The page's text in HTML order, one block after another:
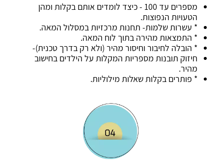
מספרים עד 100 - כיצד לומדים אותם בקלות ומהן
הטעויות הנפוצות.
* עשרות שלמות- תחנות מרכזיות במסלול המאה.
* התמצאות מהירה בתוך לוח המאה.
* הובלה לחיבור וחיסור מהיר (ולא רק בדרך טכנית)-
חיזוק תובנות מספריות המקלות על הילדים בחישוב
מהיר.
* פותרים בקלות שאלות מילוליות.